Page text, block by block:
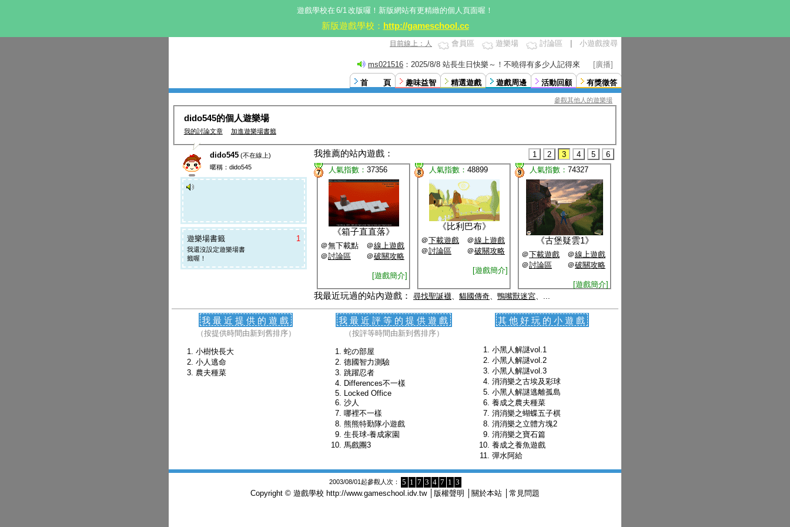
遊戲學校在 6/1改版囉！新版網站有更精緻的個人頁面喔！
新版遊戲學校： http://gameschool.cc
目前線上：人 會員區 遊樂場 討論區 小遊戲搜尋
ms021516 ：2025/8/8 站長生日快樂～！不曉得有多少人記得來
這。XD
[廣播]
首 頁 趣味益智 精選遊戲 遊戲周邊 活動回顧 有獎徵答
參觀其他人的遊樂場
dido545的個人遊樂場
我的討論文章 加進遊樂場書籤
dido545 (不在線上)
暱稱：dido545
遊樂場書籤 1
我還沒設定遊樂場書
籤喔！
我推薦的站內遊戲： 1 2 3 4 5 6
7 人氣指數： 37356
《箱子直直落》
＠無下載點 ＠線上遊戲
＠討論區 ＠破關攻略
[遊戲簡介]
8 人氣指數： 48899
《比利巴布》
＠下載遊戲 ＠線上遊戲
＠討論區 ＠破關攻略
[遊戲簡介]
9 人氣指數： 74327
《古堡疑雲1》
＠下載遊戲 ＠線上遊戲
＠討論區 ＠破關攻略
[遊戲簡介]
我最近玩過的站內遊戲： 尋找聖誕襪 貓國傳奇 鴨嘴獸迷宮
我最近提供的遊戲
（按提供時間由新到舊排序）
小樹快長大
小人逃命
農夫種菜
我最近評等的提供遊戲
（按評等時間由新到舊排序）
蛇の部屋
德國智力測驗
跳躍忍者
Differences不一樣
Locked Office
沙人
哪裡不一樣
熊熊特勤隊小遊戲
生長球-養成家園
馬戲團3
其他好玩的小遊戲
小黑人解謎vol.1
小黑人解謎vol.2
小黑人解謎vol.3
消消樂之古埃及彩球
小黑人解謎逃離孤島
養成之農夫種菜
消消樂之蝴蝶五子棋
消消樂之立體方塊2
消消樂之寶石篇
養成之養魚遊戲
彈水阿給
2003/08/01起參觀人次： 5 1 7 3 4 7 1 3
Copyright © 遊戲學校 http://www.gameschool.idv.tw│ 版權聲明 關於本站 常見問題